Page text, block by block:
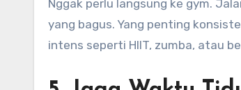
Nggak perlu langsung ke gym.
yang bagus. Yang penting
intens seperti HIIT, zumba, atau